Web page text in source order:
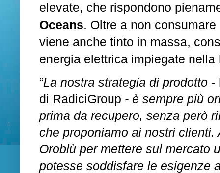
elevate, che rispondono
Oceans. Oltre a non
viene anche tinto in massa,
energia elettrica impiegate nella
“La nostra strategia di prodotto -
di RadiciGroup - è sempre più
prima da recupero, senza però
che proponiamo ai nostri
Oroblù per mettere sul mercato
potesse soddisfare le esigenze